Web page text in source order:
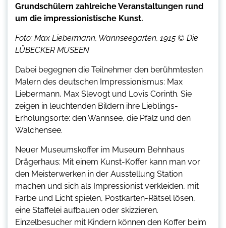
Grundschülern zahlreiche Veranstaltungen rund
um die impressionistische Kunst.
Foto: Max Liebermann, Wannseegarten, 1915 © Die
LÜBECKER MUSEEN
Dabei begegnen die Teilnehmer den berühmtesten
Malern des deutschen Impressionismus: Max
Liebermann, Max Slevogt und Lovis Corinth. Sie
zeigen in leuchtenden Bildern ihre Lieblings-
Erholungsorte: den Wannsee, die Pfalz und den
Walchensee.
Neuer Museumskoffer im Museum Behnhaus
Drägerhaus: Mit einem Kunst-Koffer kann man vor
den Meisterwerken in der Ausstellung Station
machen und sich als Impressionist verkleiden, mit
Farbe und Licht spielen, Postkarten-Rätsel lösen,
eine Staffelei aufbauen oder skizzieren.
Einzelbesucher mit Kindern können den Koffer beim